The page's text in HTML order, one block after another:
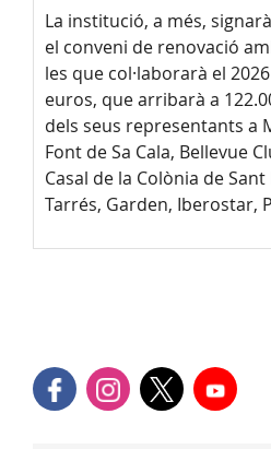
La institució, a més,
el conveni de renovació
les que col·laborarà el
euros, que arribarà a
dels seus representants a
Font de Sa Cala, Bellevue
Casal de la Colònia de
Tarrés, Garden, Iberostar,